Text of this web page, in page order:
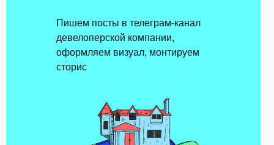
Пишем посты в телеграм-канал
девелоперской компании,
оформляем визуал, монтируем
сторис